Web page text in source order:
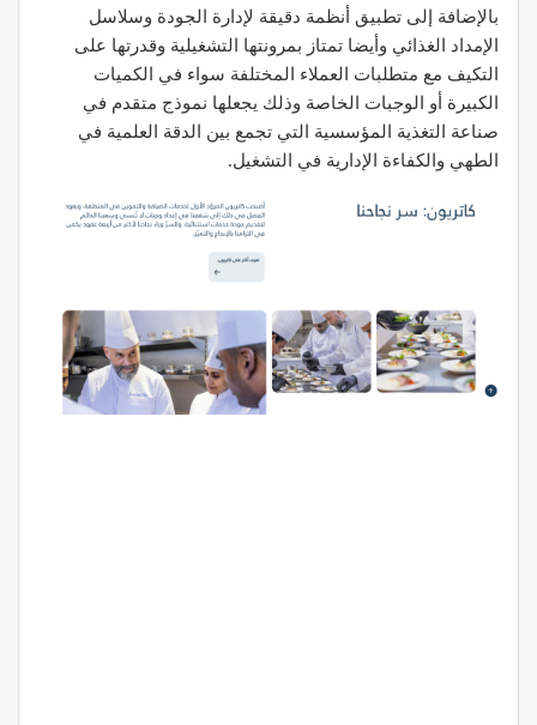
بالإضافة إلى تطبيق أنظمة دقيقة لإدارة الجودة وسلاسل
الإمداد الغذائي وأيضا تمتاز بمرونتها التشغيلية وقدرتها على
التكيف مع متطلبات العملاء المختلفة سواء في الكميات
الكبيرة أو الوجبات الخاصة وذلك يجعلها نموذج متقدم في
صناعة التغذية المؤسسية التي تجمع بين الدقة العلمية في
الطهي والكفاءة الإدارية في التشغيل.